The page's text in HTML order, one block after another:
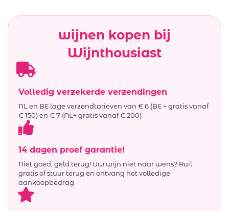
wijnen kopen bij
Wijnthousiast
Volledig verzekerde verzendingen
NL en BE lage verzendtarieven van € 6 (BE + gratis vanaf
€ 150) en € 7 (NL+ gratis vanaf € 200)
14 dagen proef garantie!
Niet goed, geld terug! Uw wijn niet naar wens? Ruil
gratis of stuur terug en ontvang het volledige
aankoopbedrag.